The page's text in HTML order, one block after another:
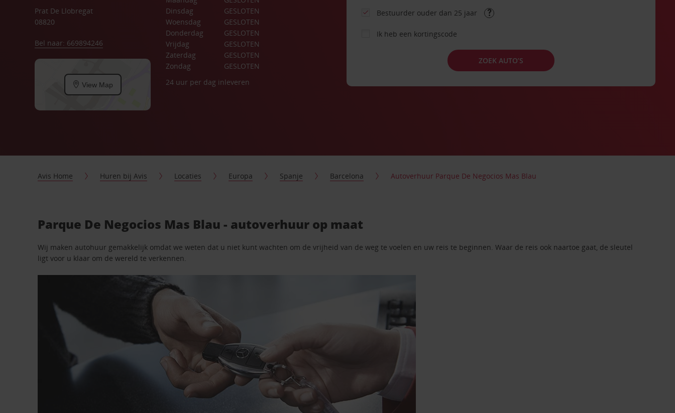
Prat De Llobregat
08820
Bel naar: 669894246
View Map
Dinsdag
GESLOTEN
Woensdag
GESLOTEN
Donderdag
GESLOTEN
Vrijdag
GESLOTEN
Zaterdag
GESLOTEN
Zondag
GESLOTEN
24 uur per dag inleveren
Bestuurder ouder dan 25 jaar
Ik heb een kortingscode
ZOEK AUTO’S
Avis Home Huren bij Avis Locaties Europa Spanje Barcelona Autoverhuur Parque De Negocios Mas Blau
Parque De Negocios Mas Blau - autoverhuur op maat
Wij maken autohuur gemakkelijk omdat we weten dat u niet kunt wachten om de vrijheid van de weg te voelen en uw reis te beginnen. Waar de reis ook naartoe gaat, de sleutel
ligt voor u klaar om de wereld te verkennen.